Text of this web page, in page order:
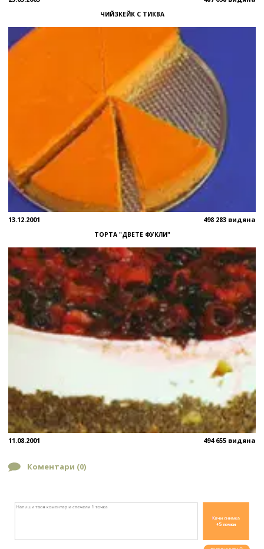
ЧИЙЗКЕЙК С ТИКВА
13.12.2001 498 283 видяна
ТОРТА "ДВЕТЕ ФУКЛИ"
11.08.2001 494 655 видяна
Коментари (0)